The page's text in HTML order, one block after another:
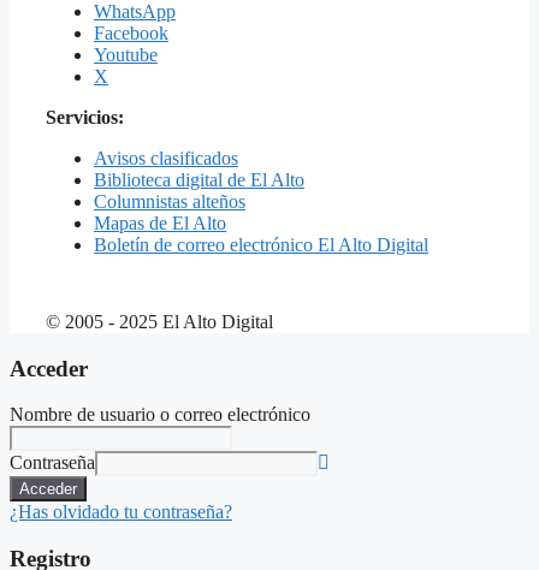
WhatsApp
Facebook
Youtube
X
Servicios:
Avisos clasificados
Biblioteca digital de El Alto
Columnistas alteños
Mapas de El Alto
Boletín de correo electrónico El Alto Digital
© 2005 - 2025 El Alto Digital
Acceder
Nombre de usuario o correo electrónico
Contraseña
Acceder
¿Has olvidado tu contraseña?
Registro